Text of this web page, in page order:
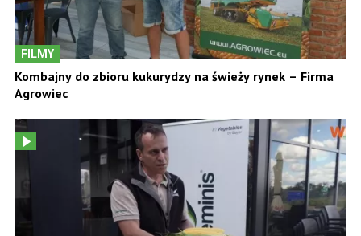
FILMY
Kombajny do zbioru kukurydzy na świeży rynek – Firma
Agrowiec